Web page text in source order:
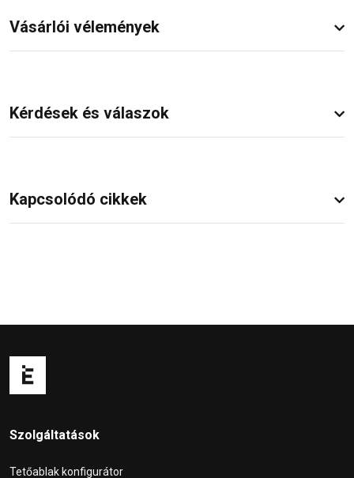
Vásárlói vélemények
Kérdések és válaszok
Kapcsolódó cikkek
Szolgáltatások
Tetőablak konfigurátor